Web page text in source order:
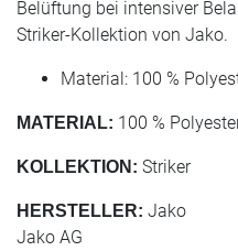
Belüftung bei intensiver
Striker-Kollektion von Jako.
Material: 100 %
MATERIAL: 100 %
KOLLEKTION: Striker
HERSTELLER: Jako
Jako AG